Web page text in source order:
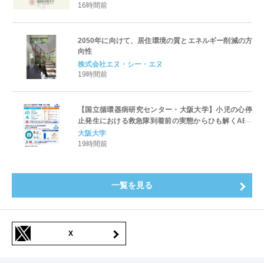
16時間前
2050年に向けて、居住環境の質とエネルギー削減の方
向性
株式会社エヌ・シー・エヌ
19時間前
【国立循環器病研究センター・大阪大学】小児の心停
止発生における救急隊到着前の実態からひも解くAED
パッド装着と良好な神経学的転帰との関連性
大阪大学
19時間前
一覧を見る
X